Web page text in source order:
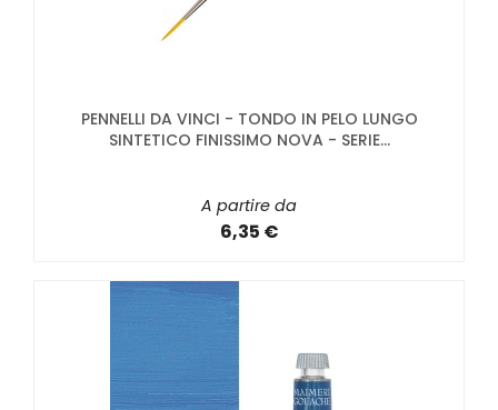
PENNELLI DA VINCI - TONDO IN PELO LUNGO
SINTETICO FINISSIMO NOVA - SERIE...
A partire da
6,35 €